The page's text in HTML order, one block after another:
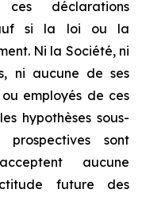
ces déclarations
si la loi ou la
Ni la Société, ni
ni aucune de ses
employés de ces
hypothèses sous-
sont
aucune
future des